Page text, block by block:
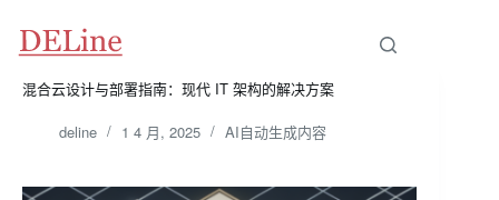
混合云设计与部署指南：现代 IT 架构的解决方案
deline 1 4 月, 2025 AI自动生成内容